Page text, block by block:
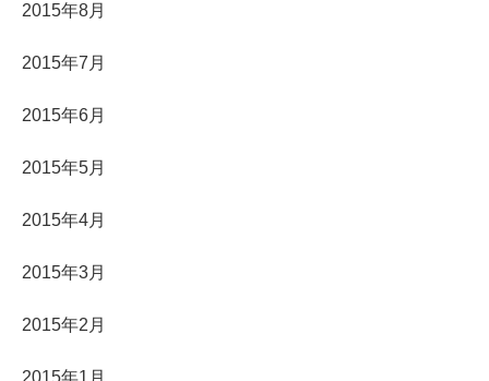
2015年8月
2015年7月
2015年6月
2015年5月
2015年4月
2015年3月
2015年2月
2015年1月